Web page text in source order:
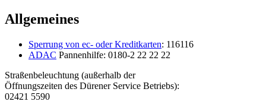
Allgemeines
Sperrung von ec- oder Kreditkarten: 116116
ADAC Pannenhilfe: 0180-2 22 22 22
Straßenbeleuchtung (außerhalb der
Öffnungszeiten des Dürener Service Betriebs):
02421 5590